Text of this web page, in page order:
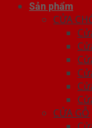
Sản phẩm
CỬA
CỬA GỖ